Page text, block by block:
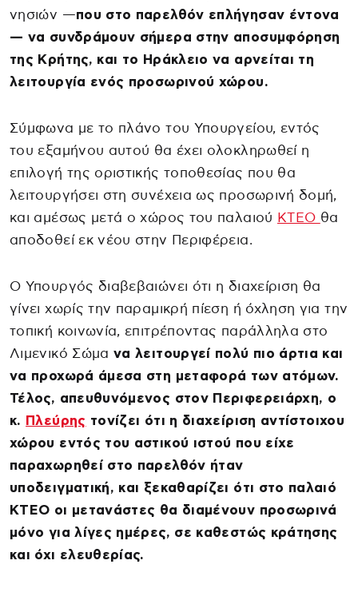
νησιών —που στο παρελθόν επλήγησαν έντονα
— να συνδράμουν σήμερα στην αποσυμφόρηση
της Κρήτης, και το Ηράκλειο να αρνείται τη
λειτουργία ενός προσωρινού χώρου.
Σύμφωνα με το πλάνο του Υπουργείου, εντός
του εξαμήνου αυτού θα έχει ολοκληρωθεί η
επιλογή της οριστικής τοποθεσίας που θα
λειτουργήσει στη συνέχεια ως προσωρινή δομή,
και αμέσως μετά ο χώρος του παλαιού ΚΤΕΟ θα
αποδοθεί εκ νέου στην Περιφέρεια.
Ο Υπουργός διαβεβαιώνει ότι η διαχείριση θα
γίνει χωρίς την παραμικρή πίεση ή όχληση για την
τοπική κοινωνία, επιτρέποντας παράλληλα στο
Λιμενικό Σώμανα λειτουργεί πολύ πιο άρτια και
να προχωρά άμεσα στη μεταφορά των ατόμων.
Τέλος, απευθυνόμενος στον Περιφερειάρχη, ο
κ. Πλεύρης τονίζει ότι η διαχείριση αντίστοιχου
χώρου εντός του αστικού ιστού που είχε
παραχωρηθεί στο παρελθόν ήταν
υποδειγματική, και ξεκαθαρίζει ότι στο παλαιό
ΚΤΕΟ οι μετανάστες θα διαμένουν προσωρινά
μόνο για λίγες ημέρες, σε καθεστώς κράτησης
και όχι ελευθερίας.